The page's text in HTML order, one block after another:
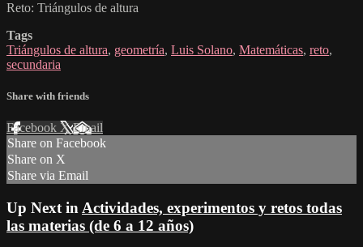
Reto: Triángulos de altura
Tags
Triángulos de altura, geometría, Luis Solano, Matemáticas, reto,
secundaria
Share with friends
Facebook XEmail
Share on Facebook
Share on X
Share via Email
Up Next in Actividades, experimentos y retos todas
las materias (de 6 a 12 años)